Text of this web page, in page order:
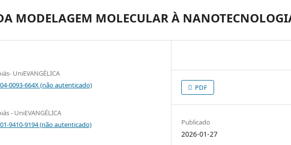
MODELAGEM MOLECULAR À
UniEVANGÉLICA
0093-664X (não autenticado)
- UniEVANGÉLICA
9410-9194 (não autenticado)
PDF
Publicado
2026-01-27